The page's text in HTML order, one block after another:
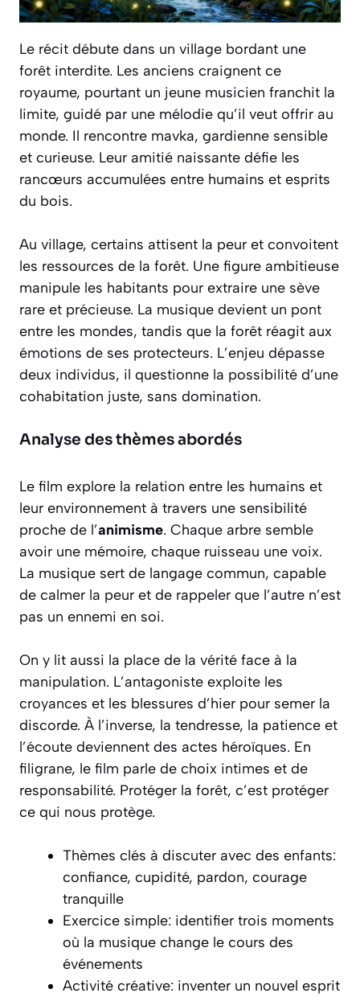
Le récit débute dans un village bordant une
forêt interdite. Les anciens craignent ce
royaume, pourtant un jeune musicien franchit la
limite, guidé par une mélodie qu’il veut offrir au
monde. Il rencontre mavka, gardienne sensible
et curieuse. Leur amitié naissante défie les
rancœurs accumulées entre humains et esprits
du bois.
Au village, certains attisent la peur et convoitent
les ressources de la forêt. Une figure ambitieuse
manipule les habitants pour extraire une sève
rare et précieuse. La musique devient un pont
entre les mondes, tandis que la forêt réagit aux
émotions de ses protecteurs. L’enjeu dépasse
deux individus, il questionne la possibilité d’une
cohabitation juste, sans domination.
Analyse des thèmes abordés
Le film explore la relation entre les humains et
leur environnement à travers une sensibilité
proche de l’animisme. Chaque arbre semble
avoir une mémoire, chaque ruisseau une voix.
La musique sert de langage commun, capable
de calmer la peur et de rappeler que l’autre n’est
pas un ennemi en soi.
On y lit aussi la place de la vérité face à la
manipulation. L’antagoniste exploite les
croyances et les blessures d’hier pour semer la
discorde. À l’inverse, la tendresse, la patience et
l’écoute deviennent des actes héroïques. En
filigrane, le film parle de choix intimes et de
responsabilité. Protéger la forêt, c’est protéger
ce qui nous protège.
Thèmes clés à discuter avec des enfants:
confiance, cupidité, pardon, courage
tranquille
Exercice simple: identifier trois moments
où la musique change le cours des
événements
Activité créative: inventer un nouvel esprit